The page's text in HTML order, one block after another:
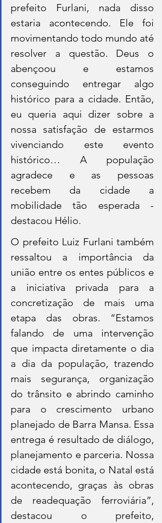
prefeito Furlani, nada disso
estaria acontecendo. Ele foi
movimentando todo mundo até
resolver a questão. Deus o
abençoou e estamos
conseguindo entregar algo
histórico para a cidade. Então,
eu queria aqui dizer sobre a
nossa satisfação de estarmos
vivenciando este evento
histórico… A população
agradece e as pessoas
recebem da cidade a
mobilidade tão esperada -
destacou Hélio.
O prefeito Luiz Furlani também
ressaltou a importância da
união entre os entes públicos e
a iniciativa privada para a
concretização de mais uma
etapa das obras. “Estamos
falando de uma intervenção
que impacta diretamente o dia
a dia da população, trazendo
mais segurança, organização
do trânsito e abrindo caminho
para o crescimento urbano
planejado de Barra Mansa. Essa
entrega é resultado de diálogo,
planejamento e parceria. Nossa
cidade está bonita, o Natal está
acontecendo, graças às obras
de readequação ferroviária”,
destacou o prefeito,